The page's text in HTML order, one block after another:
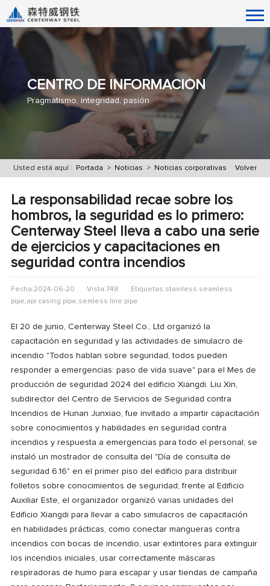
CENTRO DE INFORMACIÓN
Pragmatismo, integridad, pasión
Volver
Usted está aquí : Portada > Noticias > Noticias corporativas
La responsabilidad recae sobre los
hombros, la seguridad es lo primero:
Centerway Steel lleva a cabo una serie
de ejercicios y capacitaciones en
seguridad contra incendios
Fecha:2024-06-20 Vista:748
Etiquetas:stainless seamless
pipe,api casing pipe,semless line pipe
El 20 de junio, Centerway Steel Co., Ltd organizó la
capacitación en seguridad y las actividades de simulacro de
incendio "Todos hablan sobre seguridad, todos pueden
responder a emergencias: paso de vida suave" para el Mes de
producción de seguridad 2024 del edificio Xiangdi. Liu Xin,
subdirector del Centro de Servicios de Seguridad contra
Incendios de Hunan Junxiao, fue invitado a impartir capacitación
sobre conocimientos y habilidades en seguridad contra
incendios y respuesta a emergencias para todo el personal; se
instaló un mostrador de consulta del "Día de consulta de
seguridad 6.16" en el primer piso del edificio para distribuir
folletos sobre conocimientos de seguridad; frente al Edificio
Auxiliar Este, el organizador organizó varias unidades del
Edificio Xiangdi para llevar a cabo simulacros de capacitación
en habilidades prácticas, como conectar mangueras contra
incendios con bocas de incendio, usar extintores para extinguir
los incendios iniciales, usar correctamente máscaras
respiradoras de humo para escapar y usar tiendas de campaña